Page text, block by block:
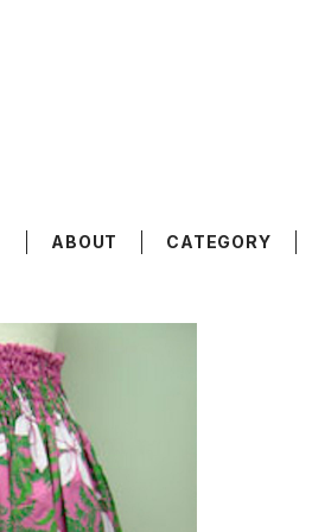
ABOUT CATEGORY